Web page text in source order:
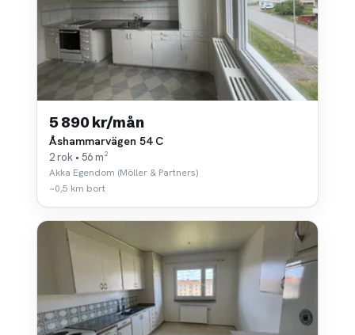
5 890 kr/mån
Åshammarvägen 54 C
2 rok • 56 m²
Akka Egendom (Möller & Partners)
~0,5 km bort